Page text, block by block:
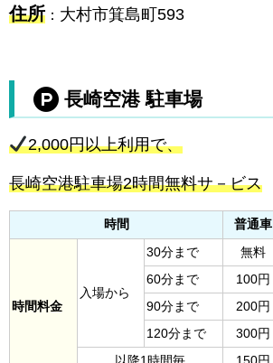
住所 ： 大村市箕島町593
長崎空港 駐車場
2,000円以上利用で、
長崎空港駐車場2時間無料サ－ビス
時間 普通車
時間料金
入場から
30分まで 無料
60分まで
100円
90分まで
200円
120分まで
300円